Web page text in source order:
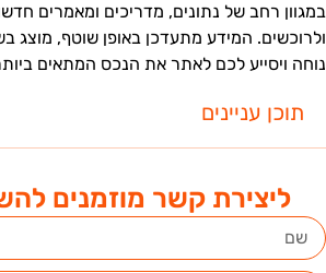
ליצירת קשר מוזמנים
רחב של נתונים, מדריכים ומאמרים
המידע מתעדכן באופן שוטף, מוצג
ויסייע לכם לאתר את הנכס המתאים
תוכן עניינים